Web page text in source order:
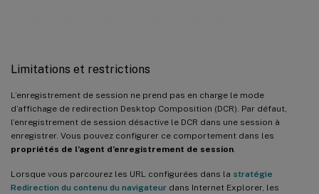
Limitations et restrictions
L’enregistrement de session ne prend pas en charge le mode
d’affichage de redirection Desktop Composition (DCR). Par défaut,
l’enregistrement de session désactive le DCR dans une session à
enregistrer. Vous pouvez configurer ce comportement dans les
propriétés de l’agent d’enregistrement de session
Lorsque vous parcourez les URL configurées dans la stratégie
Redirection du contenu du navigateur dans Internet Explorer, les